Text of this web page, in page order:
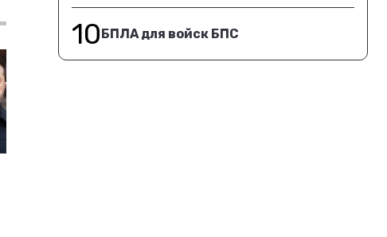
10БПЛА для войск БПС